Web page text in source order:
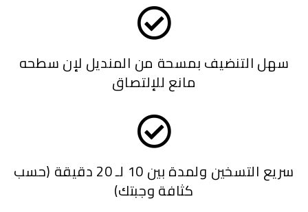
سهل التنضيف بمسحة من المنديل لإن سطحه
مانع للإلتصاق
سريع التسخين ولمدة بين 10 لـ 20 دقيقة (حسب
كثافة وجبتك)